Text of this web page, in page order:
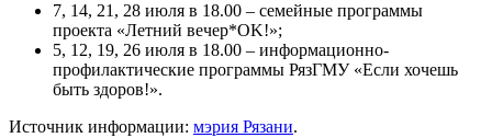
7, 14, 21, 28 июля в 18.00 – семейные программы
проекта «Летний вечер*OK!»;
5, 12, 19, 26 июля в 18.00 – информационно-
профилактические программы РязГМУ «Если хочешь
быть здоров!».
Источник информации: мэрия Рязани.